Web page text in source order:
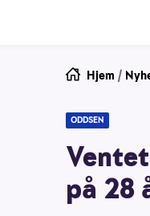
Hjem /
ODDSEN
på 28